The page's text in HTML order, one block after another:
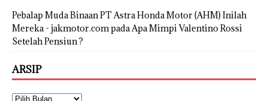
Pebalap Muda Binaan PT Astra Honda Motor (AHM) Inilah
Mereka - jakmotor.compada Apa Mimpi Valentino Rossi
Setelah Pensiun ?
ARSIP